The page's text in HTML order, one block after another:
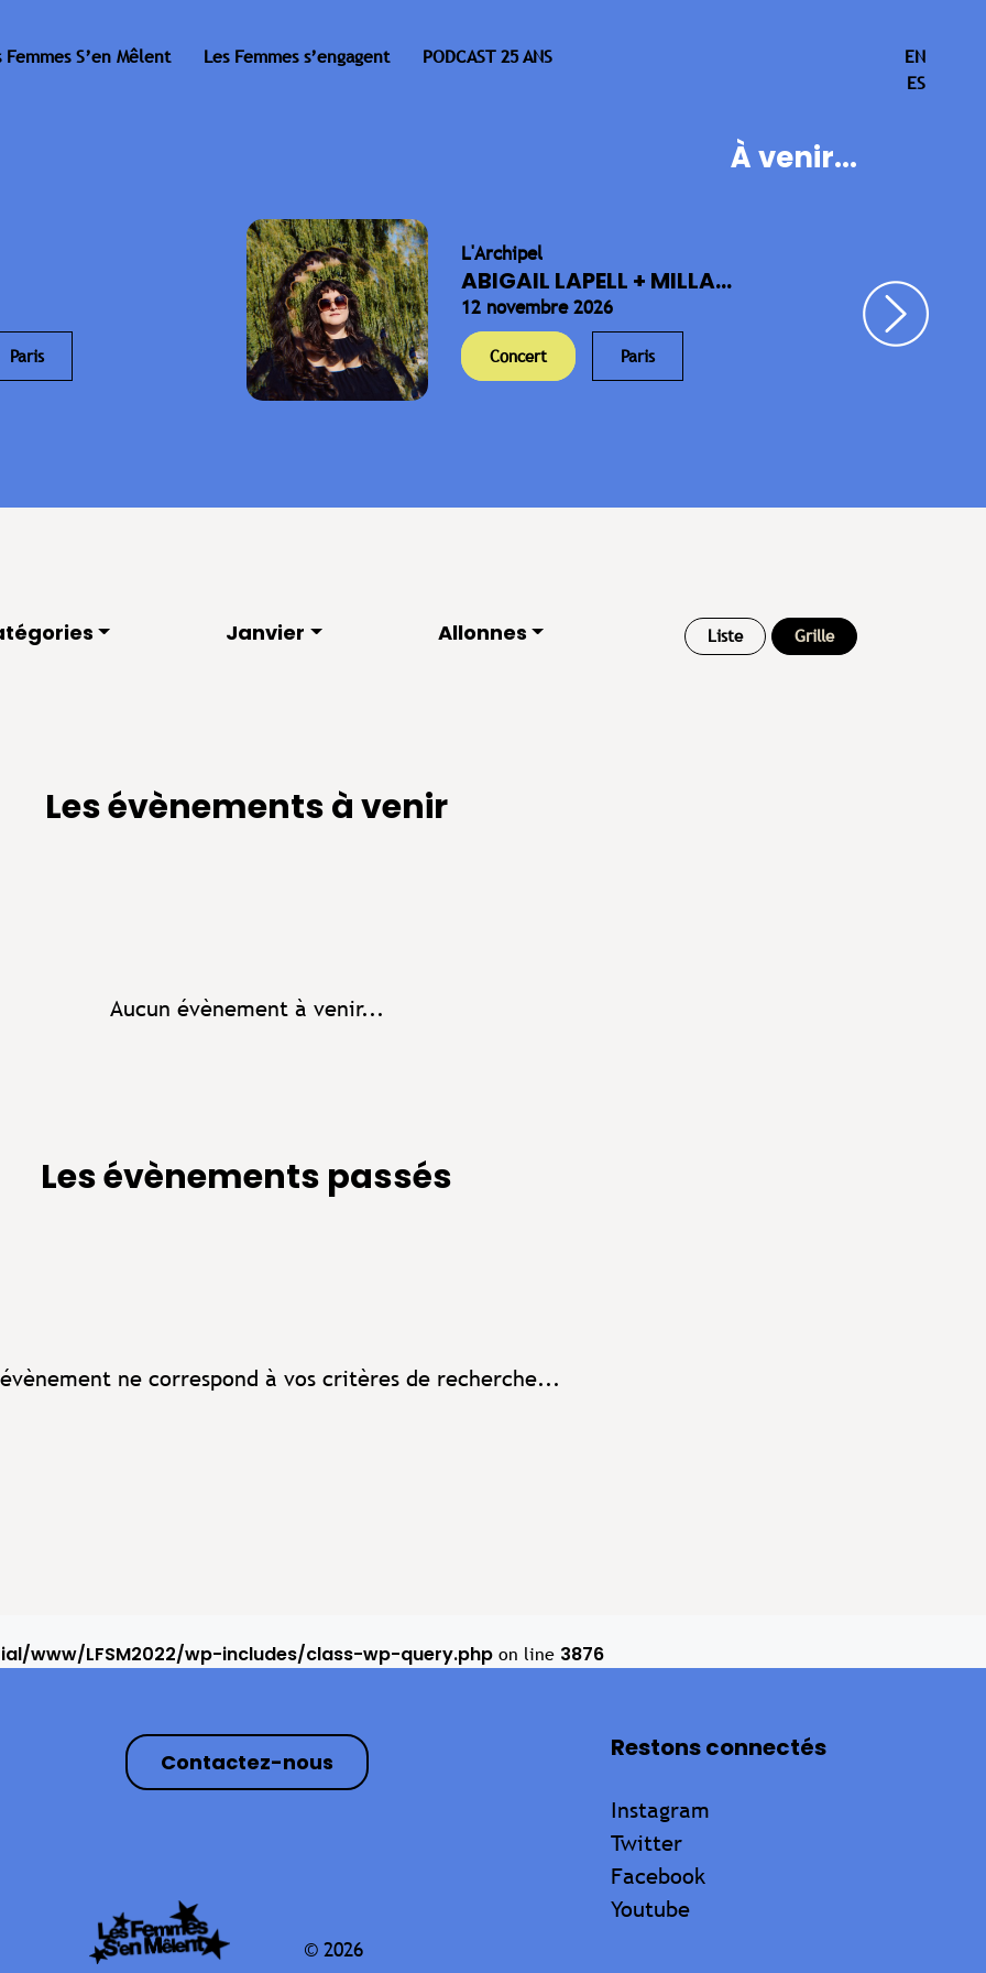
Femmes S’en Mêlent Les Femmes s’engagent PODCAST 25 ANS
EN
ES
À venir...
Paris
L'Archipel
ABIGAIL LAPELL + MILLA...
12 novembre 2026
Concert Paris
Janvier Allonnes Liste Grille
Les évènements à venir
Aucun évènement à venir...
Les évènements passés
ne correspond à vos critères de recherche...
www/LFSM2022/wp-includes/class-wp-query.php on line 3876
Contactez-nous
© 2026
Restons connectés
Instagram
Twitter
Facebook
Youtube